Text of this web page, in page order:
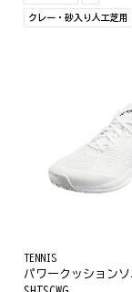
クレー・砂入り人工芝用
TENNIS